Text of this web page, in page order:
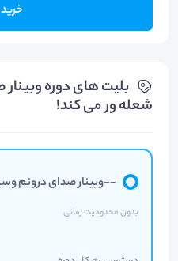
بلیت های دوره
شعله ور می کند!
--وبینار صدای درونم
بدون محدودیت زمانی